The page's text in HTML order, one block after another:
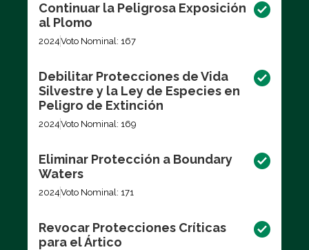
Continuar la Peligrosa Exposición
al Plomo
2024Voto Nominal: 167
Debilitar Protecciones de Vida
Silvestre y la Ley de Especies en
Peligro de Extinción
2024Voto Nominal: 169
Eliminar Protección a Boundary
Waters
2024Voto Nominal: 171
Revocar Protecciones Críticas
para el Ártico